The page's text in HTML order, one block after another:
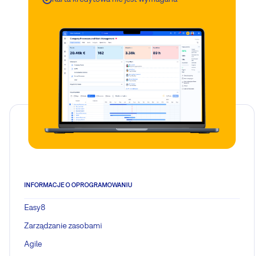
INFORMACJE O OPROGRAMOWANIU
Easy8
Zarządzanie zasobami
Agile